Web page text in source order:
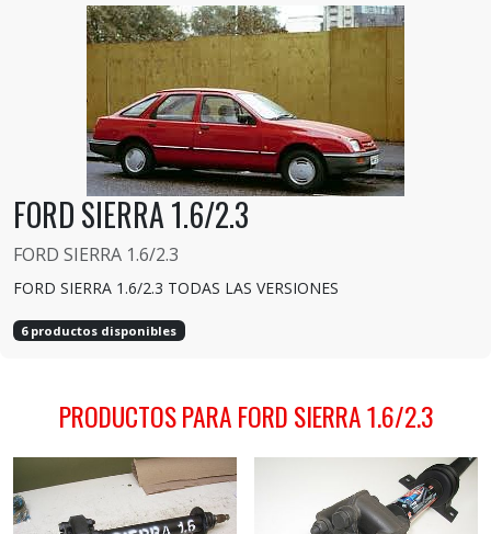
FORD SIERRA 1.6/2.3
FORD SIERRA 1.6/2.3
FORD SIERRA 1.6/2.3 TODAS LAS VERSIONES
6 productos disponibles
PRODUCTOS PARA FORD SIERRA 1.6/2.3